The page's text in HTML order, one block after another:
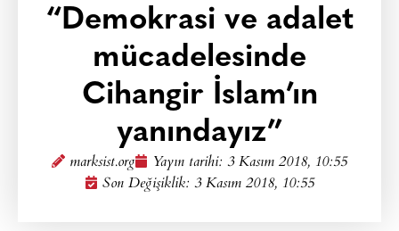
“Demokrasi ve adalet
mücadelesinde
Cihangir İslam’ın
yanındayız”
marksist.org Yayın tarihi: 3 Kasım 2018, 10:55
Son Değişiklik: 3 Kasım 2018, 10:55